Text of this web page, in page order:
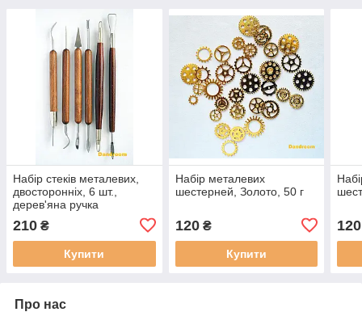
Набір стеків металевих,
двосторонніх, 6 шт.,
дерев'яна ручка
210 ₴
Купити
Набір металевих
шестерней, Золото, 50 г
120₴
Купити
120
Про нас